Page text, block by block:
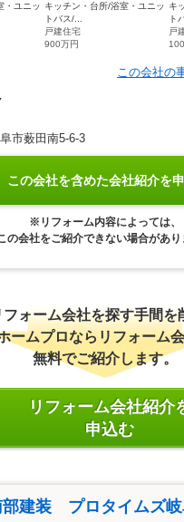
・ユニッ キッチン・台所/浴室・ユニッ
トバス/...
戸建住宅
900万円
キ
ト
戸
この会社の
市薮田南5-6-3
この会社を含めた会社紹介を
※リフォーム内容によっては、
の会社をご紹介できない場合があり
フォーム会社を探す手間を
ームプロならリフォーム
無料でご紹介します。
リフォーム会社紹介
申込む
部建装 プロタイムズ